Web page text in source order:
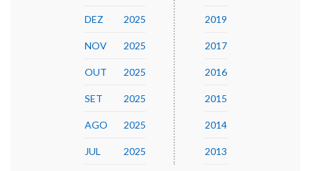
DEZ 2025
NOV 2025
OUT 2025
SET 2025
AGO 2025
JUL 2025
2019
2017
2016
2015
2014
2013